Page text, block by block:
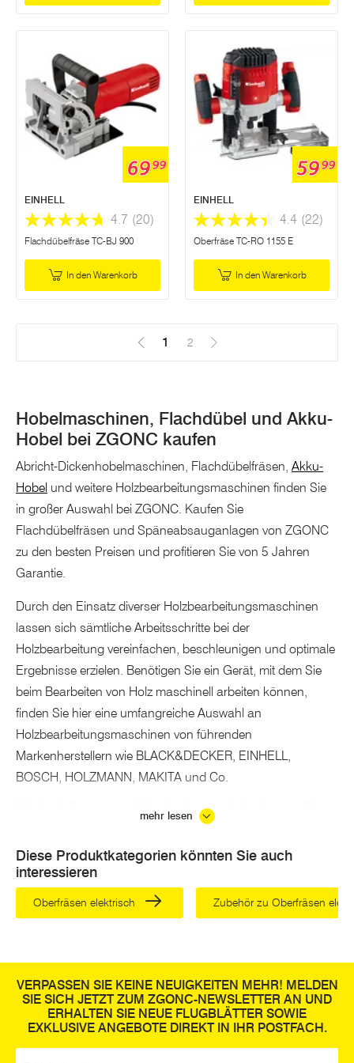
6999
EINHELL
4.7 (20)
Flachdübelfräse TC-BJ 900
In den Warenkorb
5999
EINHELL
4.4 (22)
Oberfräse TC-RO 1155 E
In den Warenkorb
1 (Aktuell)
2
Hobelmaschinen, Flachdübel und Akku-
Hobel bei ZGONC kaufen
Abricht-Dickenhobelmaschinen, Flachdübelfräsen, Akku-
Hobel und weitere Holzbearbeitungsmaschinen finden Sie
in großer Auswahl bei ZGONC. Kaufen Sie
Flachdübelfräsen und Späneabsauganlagen von ZGONC
zu den besten Preisen und profitieren Sie von 5 Jahren
Garantie.
Durch den Einsatz diverser Holzbearbeitungsmaschinen
lassen sich sämtliche Arbeitsschritte bei der
Holzbearbeitung vereinfachen, beschleunigen und optimale
Ergebnisse erzielen. Benötigen Sie ein Gerät, mit dem Sie
beim Bearbeiten von Holz maschinell arbeiten können,
finden Sie hier eine umfangreiche Auswahl an
Holzbearbeitungsmaschinen von führenden
Markenherstellern wie BLACK&DECKER, EINHELL,
BOSCH, HOLZMANN, MAKITA und Co.
Holz fräsen und hobeln - wir haben die
passenden Maschinen & Werkzeuge
Für die Ausstattung Ihres holzverarbeitenden Betriebs
führen wir stationäre Holzbearbeitungsmaschinen wie
Band- und Tellerschleifmaschinen
, Abricht-
Dickenhobelmaschine, Handhobel sowie Fräsmaschinen in
erhalten Sie selbstverständlich auch Tischgeräte sowie
handliche Maschinen für die Holzbearbeitung. Hierzu
gehören beispielsweise:
mehr lesen
Diese Produktkategorien könnten Sie auch
interessieren
Oberfräsen elektrisch Zubehör zu Oberfräsen
VERPASSEN SIE KEINE NEUIGKEITEN MEHR! MELDEN
SIE SICH JETZT ZUM ZGONC-NEWSLETTER AN UND
ERHALTEN SIE NEUE FLUGBLÄTTER SOWIE
EXKLUSIVE ANGEBOTE DIREKT IN IHR POSTFACH.